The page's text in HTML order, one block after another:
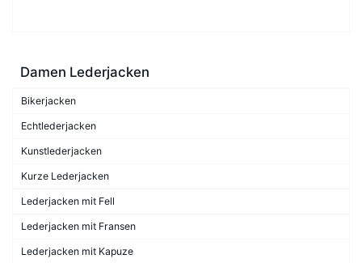
Damen Lederjacken
Bikerjacken
Echtlederjacken
Kunstlederjacken
Kurze Lederjacken
Lederjacken mit Fell
Lederjacken mit Fransen
Lederjacken mit Kapuze